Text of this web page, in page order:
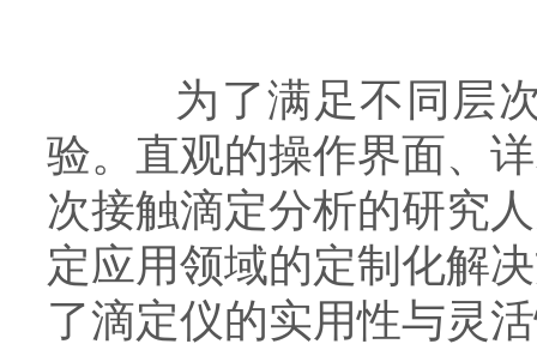
为了满足不同层次
验。直观的操作界面、
次接触滴定分析的研究
定应用领域的定制化解
了滴定仪的实用性与灵